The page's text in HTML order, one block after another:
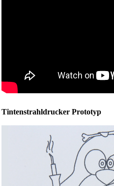
Tintenstrahldrucker Prototyp